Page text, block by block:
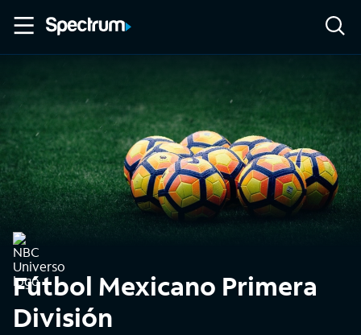
Fútbol Mexicano Primera
División